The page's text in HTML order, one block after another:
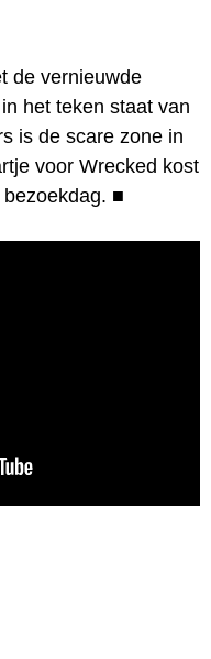
de vernieuwde
het teken staat van
is de scare zone in
voor Wrecked kost
■